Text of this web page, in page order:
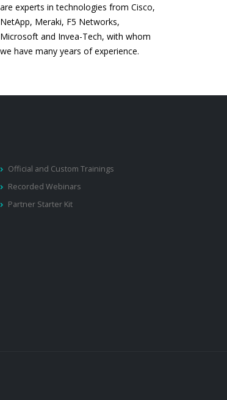
Romania, Slovenia, Croatia, Serbia. We
are experts in technologies from Cisco,
NetApp, Meraki, F5 Networks,
Microsoft and Invea-Tech, with whom
Official and Custom Trainings
Recorded Webinars